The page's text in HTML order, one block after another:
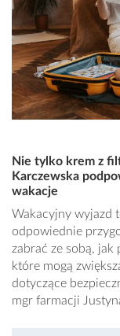
Nie tylko krem z
Karczewska
wakacje
Wakacyjny wyjazd
odpowiednie
zabrać ze sobą, jak
które mogą
dotyczące
mgr farmacji